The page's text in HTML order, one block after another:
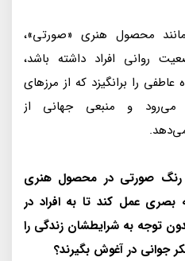
محصول هنری «صورتی»،
روانی افراد داشته باشد،
را برانگیزد که از مرزهای
می‌رود و منبعی جهانی از
صورتی در محصول هنری
عمل کند تا به افراد در
توجه به شرایطشان زندگی را
جوانی در آغوش بگیرند؟